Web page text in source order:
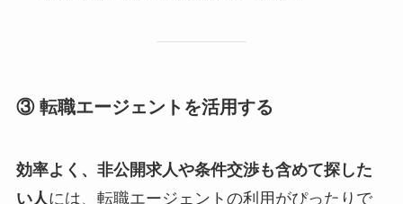
③ 転職エージェントを活用する
効率よく、非公開求人や条件交渉も含めて探した
い人 には、転職エージェントの利用がぴったりで